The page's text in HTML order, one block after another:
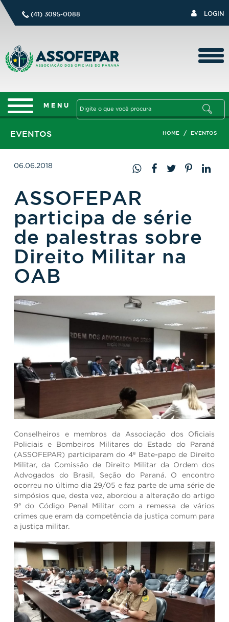
(41) 3095-0088 LOGIN
EVENTOS HOME / EVENTOS
06.06.2018
ASSOFEPAR
participa de série
de palestras sobre
Direito Militar na
OAB
Conselheiros e membros da Associação dos Oficiais
Policiais e Bombeiros Militares do Estado do Paraná
(ASSOFEPAR) participaram do 4º Bate-papo de Direito
Militar, da Comissão de Direito Militar da Ordem dos
Advogados do Brasil, Seção do Paraná. O encontro
ocorreu no último dia 29/05 e faz parte de uma série de
simpósios que, desta vez, abordou a alteração do artigo
9º do Código Penal Militar com a remessa de vários
crimes que eram da competência da justiça comum para
a justiça militar.